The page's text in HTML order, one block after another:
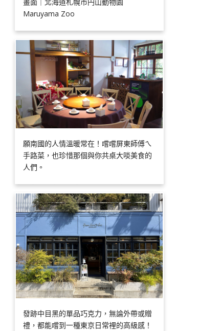
Maruyama Zoo
願南國的人情溫暖常在！嚐嚐屏東師傅ㄟ
手路菜，也珍惜那個與你共桌大啖美食的
人們。
發跡中目黑的單品巧克力，無論外帶或贈
禮，都能嚐到一種東京日常裡的高級感！